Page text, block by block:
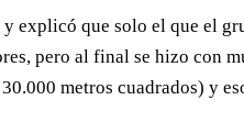
explicó que solo el que el
pero al final se hizo con
metros cuadrados) y